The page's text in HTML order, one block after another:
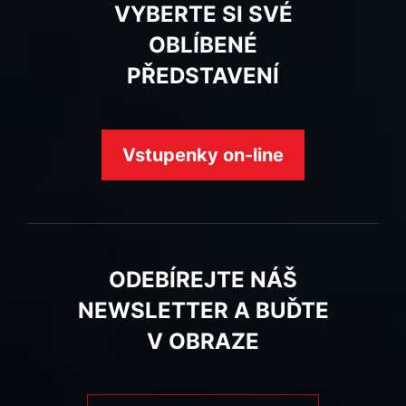
VYBERTE SI SVÉ
OBLÍBENÉ
PŘEDSTAVENÍ
Vstupenky on-line
ODEBÍREJTE NÁŠ
NEWSLETTER A BUĎTE
V OBRAZE